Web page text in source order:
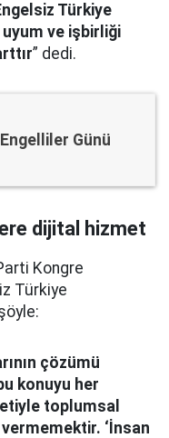
Türkiye
ve işbirliği
” dedi.
Günü
dijital hizmet
Kongre
Türkiye
çözümü
konuyu her
toplumsal
‘İnsan